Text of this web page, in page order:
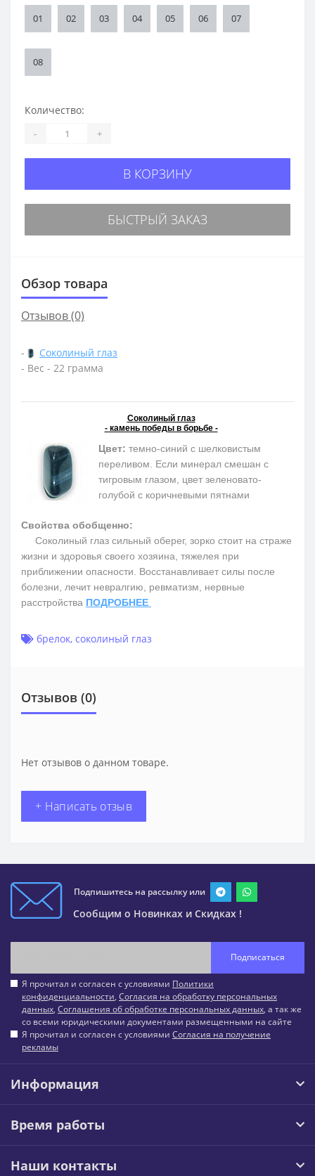
01 02 03 04 05 06 07
08
Количество:
- +
В КОРЗИНУ
БЫСТРЫЙ ЗАКАЗ
Обзор товара
Отзывов (0)
-
Соколиный глаз
- Вес - 22 грамма
Соколиный глаз
- камень победы в борьбе -
Цвет: темно-синий с шелковистым
переливом. Если минерал смешан с
тигровым глазом, цвет зеленовато-
голубой с коричневыми пятнами
Свойства обобщенно:
Соколиный глаз сильный оберег, зорко стоит на страже
жизни и здоровья своего хозяина, тяжелея при
приближении опасности. Восстанавливает силы после
болезни, лечит невралгию, ревматизм, нервные
расстройства ПОДРОБНЕЕ
брелок, соколиный глаз
Отзывов (0)
Нет отзывов о данном товаре.
+ Написать отзыв
Подпишитесь на рассылку или
Сообщим о Новинках и Скидках !
Подписаться
Я прочитал и согласен с условиями Политики
конфиденциальности, Согласия на обработку персональных
данных, Соглашения об обработке персональных данных, а так же
со всеми юридическими документами размещенными на сайте
Я прочитал и согласен с условиями Согласия на получение
рекламы
Информация
Время работы
Наши контакты